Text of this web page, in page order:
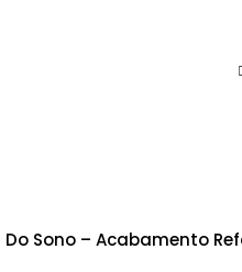
Sono – Acabamento